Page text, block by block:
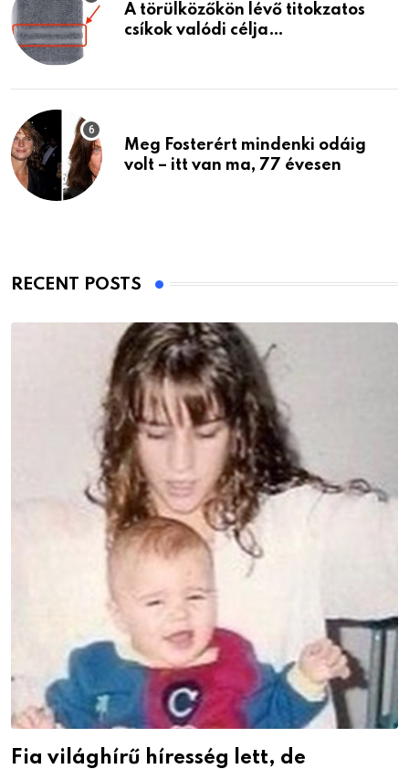
A törülközőkön lévő titokzatos
csíkok valódi célja…
Meg Fosterért mindenki odáig
volt – itt van ma, 77 évesen
RECENT POSTS
Fia világhírű híresség lett, de